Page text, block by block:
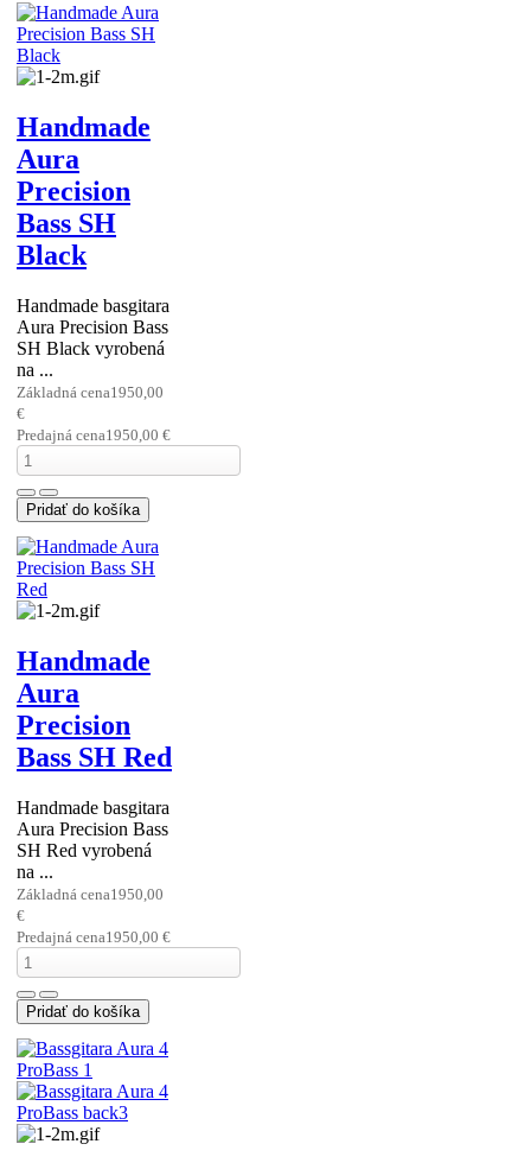
Handmade
Aura
Precision
Bass SH
Black
Handmade basgitara
Aura Precision Bass
SH Black vyrobená
na ...
Základná cena1950,00
€
Predajná cena1950,00 €
Handmade
Aura
Precision
Bass SH Red
Handmade basgitara
Aura Precision Bass
SH Red vyrobená
na ...
Základná cena1950,00
€
Predajná cena1950,00 €